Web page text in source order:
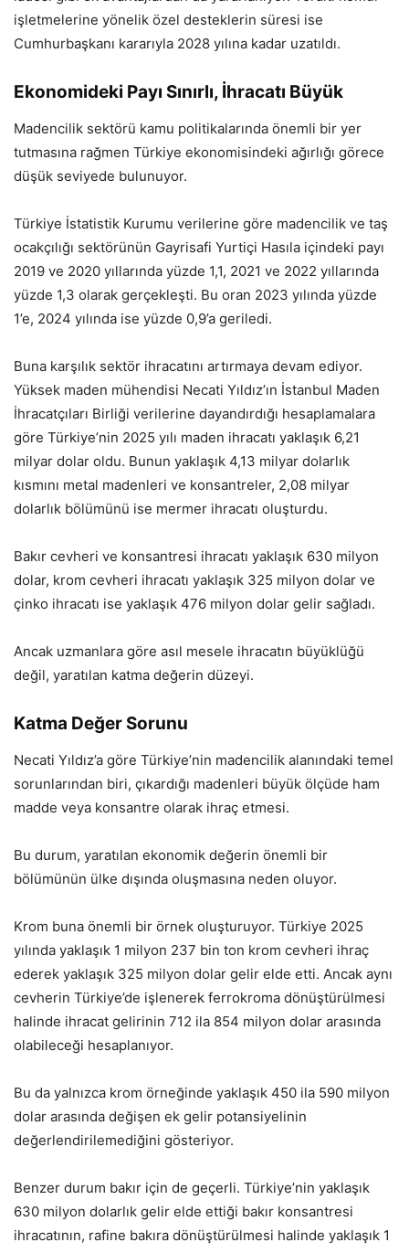
işletmelerine yönelik özel desteklerin süresi ise
Cumhurbaşkanı kararıyla 2028 yılına kadar uzatıldı.
Ekonomideki Payı Sınırlı, İhracatı Büyük
Madencilik sektörü kamu politikalarında önemli bir yer
tutmasına rağmen Türkiye ekonomisindeki ağırlığı görece
düşük seviyede bulunuyor.
Türkiye İstatistik Kurumu verilerine göre madencilik ve taş
ocakçılığı sektörünün Gayrisafi Yurtiçi Hasıla içindeki payı
2019 ve 2020 yıllarında yüzde 1,1, 2021 ve 2022 yıllarında
yüzde 1,3 olarak gerçekleşti. Bu oran 2023 yılında yüzde
1’e, 2024 yılında ise yüzde 0,9’a geriledi.
Buna karşılık sektör ihracatını artırmaya devam ediyor.
Yüksek maden mühendisi Necati Yıldız’ın İstanbul Maden
İhracatçıları Birliği verilerine dayandırdığı hesaplamalara
göre Türkiye’nin 2025 yılı maden ihracatı yaklaşık 6,21
milyar dolar oldu. Bunun yaklaşık 4,13 milyar dolarlık
kısmını metal madenleri ve konsantreler, 2,08 milyar
dolarlık bölümünü ise mermer ihracatı oluşturdu.
Bakır cevheri ve konsantresi ihracatı yaklaşık 630 milyon
dolar, krom cevheri ihracatı yaklaşık 325 milyon dolar ve
çinko ihracatı ise yaklaşık 476 milyon dolar gelir sağladı.
Ancak uzmanlara göre asıl mesele ihracatın büyüklüğü
değil, yaratılan katma değerin düzeyi.
Katma Değer Sorunu
Necati Yıldız’a göre Türkiye’nin madencilik alanındaki temel
sorunlarından biri, çıkardığı madenleri büyük ölçüde ham
madde veya konsantre olarak ihraç etmesi.
Bu durum, yaratılan ekonomik değerin önemli bir
bölümünün ülke dışında oluşmasına neden oluyor.
Krom buna önemli bir örnek oluşturuyor. Türkiye 2025
yılında yaklaşık 1 milyon 237 bin ton krom cevheri ihraç
ederek yaklaşık 325 milyon dolar gelir elde etti. Ancak aynı
cevherin Türkiye’de işlenerek ferrokroma dönüştürülmesi
halinde ihracat gelirinin 712 ila 854 milyon dolar arasında
olabileceği hesaplanıyor.
Bu da yalnızca krom örneğinde yaklaşık 450 ila 590 milyon
dolar arasında değişen ek gelir potansiyelinin
değerlendirilemediğini gösteriyor.
Benzer durum bakır için de geçerli. Türkiye’nin yaklaşık
630 milyon dolarlık gelir elde ettiği bakır konsantresi
ihracatının, rafine bakıra dönüştürülmesi halinde yaklaşık 1